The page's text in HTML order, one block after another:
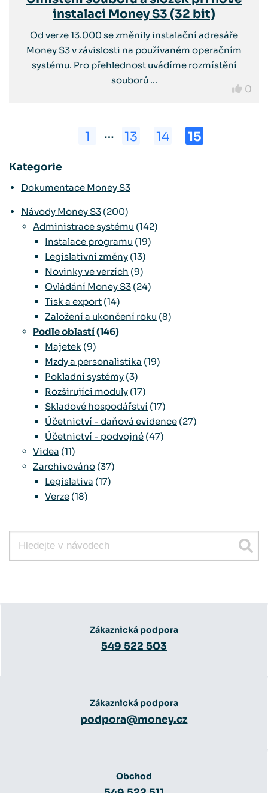
instalaci Money S3 (32 bit)
Od verze 13.000 se změnily instalační adresáře
Money S3 v závislosti na používaném operačním
systému. Pro přehlednost uvádíme rozmístění
souborů ...
0
1 … 13 14 15
Kategorie
Dokumentace Money S3
Návody Money S3 (200)
Administrace systému (142)
Instalace programu (19)
Legislativní změny (13)
Novinky ve verzích (9)
Ovládání Money S3 (24)
Tisk a export (14)
Založení a ukončení roku (8)
Podle oblastí(146)
Majetek (9)
Mzdy a personalistika (19)
Pokladní systémy (3)
Rozširujíci moduly (17)
Skladové hospodářství (17)
Účetnictví - daňová evidence (27)
Účetnictví - podvojné (47)
Videa (11)
Zarchivováno (37)
Legislativa (17)
Verze (18)
Zákaznická podpora
549 522 503
Zákaznická podpora
podpora@money.cz
Obchod